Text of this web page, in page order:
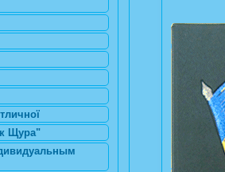
Щура"